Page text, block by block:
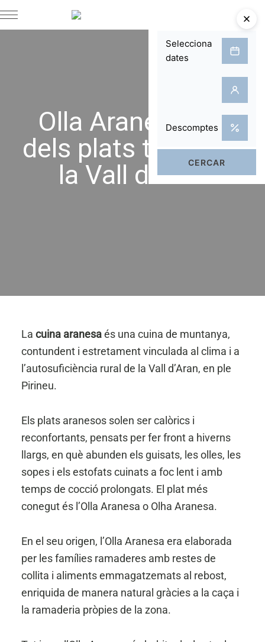
Olla Aranesa, un
dels plats típics de
la Vall d’Aran
La cuina aranesaés una cuina de muntanya,
contundent i estretament vinculada al clima i a
l’autosuficiència rural de la Vall d’Aran, en ple
Pirineu.
Els plats aranesos solen ser calòrics i
reconfortants, pensats per fer front a hiverns
llargs, en què abunden els guisats, les olles, les
sopes i els estofats cuinats a foc lent i amb
temps de cocció prolongats. El plat més
conegut és l’Olla Aranesa o Olha Aranesa.
En el seu origen, l’Olla Aranesa era elaborada
per les famílies ramaderes amb restes de
collita i aliments emmagatzemats al rebost,
enriquida de manera natural gràcies a la caça i
la ramaderia pròpies de la zona.